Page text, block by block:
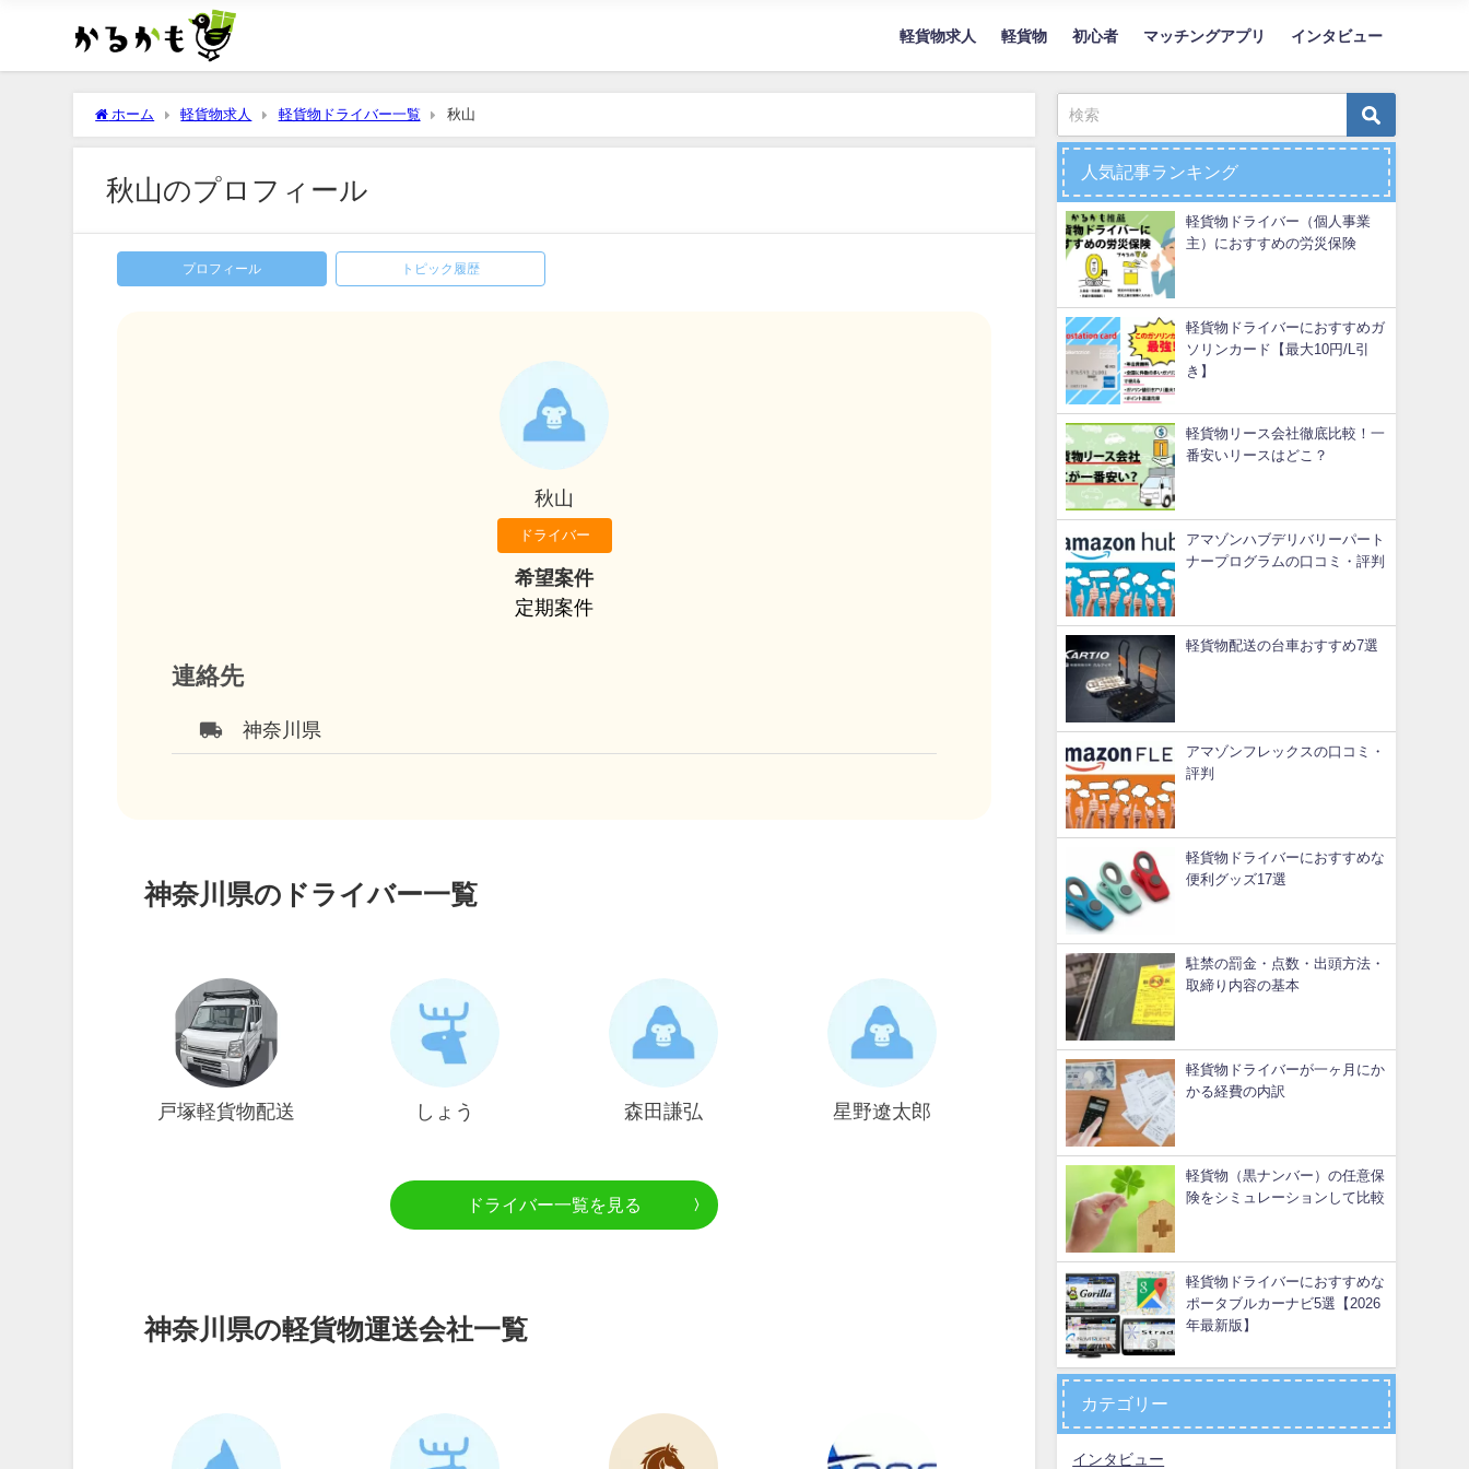
軽貨物求人 軽貨物 初心者 マッチングアプリ インタビュー
ホーム 軽貨物求人 軽貨物ドライバー一覧 秋山
秋山のプロフィール
プロフィール トピック履歴
秋山
ドライバー
希望案件
定期案件
連絡先
local_shipping 神奈川県
神奈川県のドライバー一覧
戸塚軽貨物配送 しょう 森田謙弘 星野遼太郎
ドライバー一覧を見る
神奈川県の軽貨物運送会社一覧
人気記事ランキング
軽貨物ドライバー（個人事業
主）におすすめの労災保険
軽貨物ドライバーにおすすめガ
ソリンカード【最大10円/L引
き】
軽貨物リース会社徹底比較！一
番安いリースはどこ？
アマゾンハブデリバリーパート
ナープログラムの口コミ・評判
軽貨物配送の台車おすすめ7選
アマゾンフレックスの口コミ・
評判
軽貨物ドライバーにおすすめな
便利グッズ17選
駐禁の罰金・点数・出頭方法・
取締り内容の基本
軽貨物ドライバーが一ヶ月にか
かる経費の内訳
軽貨物（黒ナンバー）の任意保
険をシミュレーションして比較
軽貨物ドライバーにおすすめな
ポータブルカーナビ5選【2026
年最新版】
カテゴリー
インタビュー